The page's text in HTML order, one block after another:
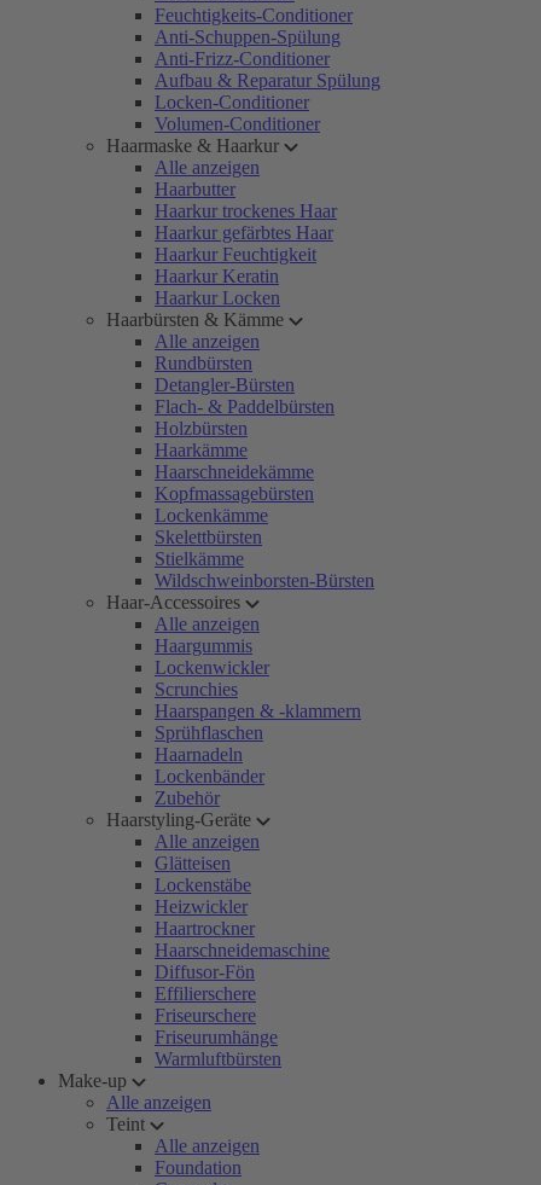
Feuchtigkeits-Conditioner
Anti-Schuppen-Spülung
Anti-Frizz-Conditioner
Aufbau & Reparatur Spülung
Locken-Conditioner
Volumen-Conditioner
Haarmaske & Haarkur
Alle anzeigen
Haarbutter
Haarkur trockenes Haar
Haarkur gefärbtes Haar
Haarkur Feuchtigkeit
Haarkur Keratin
Haarkur Locken
Haarbürsten & Kämme
Alle anzeigen
Rundbürsten
Detangler-Bürsten
Flach- & Paddelbürsten
Holzbürsten
Haarkämme
Haarschneidekämme
Kopfmassagebürsten
Lockenkämme
Skelettbürsten
Stielkämme
Wildschweinborsten-Bürsten
Haar-Accessoires
Alle anzeigen
Haargummis
Lockenwickler
Scrunchies
Haarspangen & -klammern
Sprühflaschen
Haarnadeln
Lockenbänder
Zubehör
Haarstyling-Geräte
Alle anzeigen
Glätteisen
Lockenstäbe
Heizwickler
Haartrockner
Haarschneidemaschine
Diffusor-Fön
Effilierschere
Friseurschere
Friseurumhänge
Warmluftbürsten
Make-up
Alle anzeigen
Teint
Alle anzeigen
Foundation